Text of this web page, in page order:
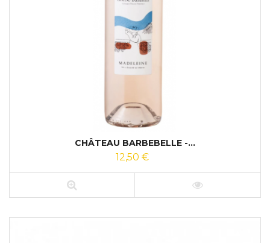
CHÂTEAU BARBEBELLE -...
12,50 €